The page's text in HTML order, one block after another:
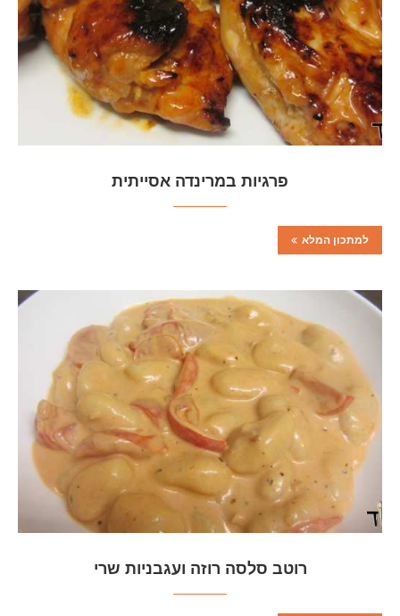
פרגיות במרינדה אסייתית
למתכון המלא
רוטב סלסה רוזה ועגבניות שרי